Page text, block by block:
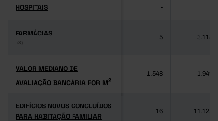
HOSPITAIS
HOSPITAIS -
FARMÁCIAS
(3)
FARMÁCIAS
(3)
5 3.118
VALOR MEDIANO DE
AVALIAÇÃO BANCÁRIA POR M2
VALOR MEDIANO DE
AVALIAÇÃO BANCÁRIA POR M2
1.548 1.949
EDIFÍCIOS NOVOS CONCLUÍDOS
PARA HABITAÇÃO FAMILIAR
EDIFÍCIOS NOVOS CONCLUÍDOS
PARA HABITAÇÃO FAMILIAR
16 11.125